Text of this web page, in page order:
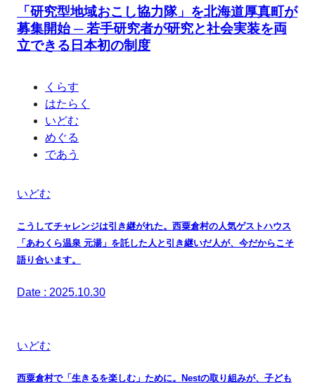
「研究型地域おこし協力隊」を北海道厚真町が
募集開始 ─ 若手研究者が研究と社会実装を両
立できる日本初の制度
くらす
はたらく
いどむ
めぐる
であう
いどむ
こうしてチャレンジは引き継がれた。西粟倉村の人気ゲストハウス
「あわくら温泉 元湯」を託した人と引き継いだ人が、今だからこそ
語り合います。
Date : 2025.10.30
いどむ
西粟倉村で「生きるを楽しむ」ために。Nestの取り組みが、子ども